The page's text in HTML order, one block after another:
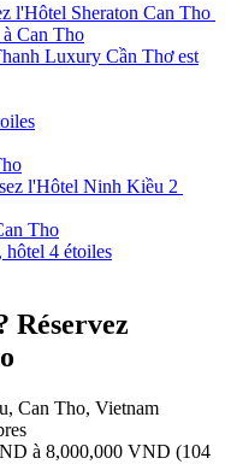
l'Hôtel Sheraton Can Tho
Can Tho
Luxury Cần Thơ est
l'Hôtel Ninh Kiều 2
Tho
4 étoiles
Réservez
Can Tho, Vietnam
à 8,000,000 VND (104